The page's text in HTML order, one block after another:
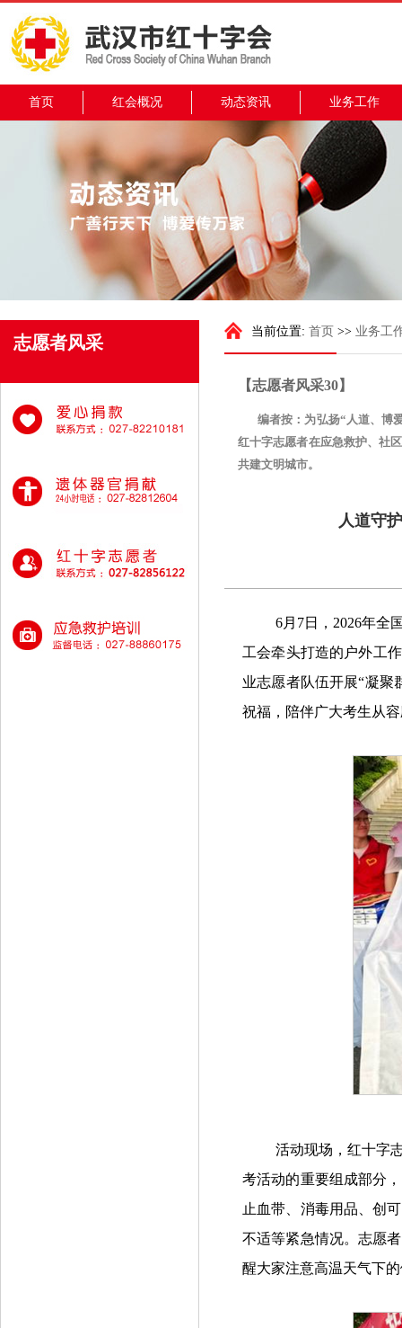
首页 红会概况 动态资讯 业务工作
志愿者风采
当前位置: 首页 >> 业务工
【志愿者风采30】
编者按：为弘扬“人道、博
红十字志愿者在应急救护、社
共建文明城市。
人道守
6月7日，2026年全
工会牵头打造的户外工
业志愿者队伍开展“凝聚
祝福，陪伴广大考生从
活动现场，红十字
考活动的重要组成部分
止血带、消毒用品、创
不适等紧急情况。志愿
醒大家注意高温天气下